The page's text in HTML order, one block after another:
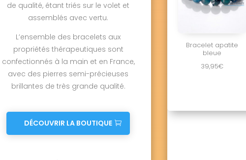
de qualité, étant triés sur le volet et
assemblés avec vertu.
L’ensemble des bracelets aux
propriétés thérapeutiques sont
confectionnés à la main et en France,
avec des pierres semi-précieuses
brillantes de très grande qualité.
DÉCOUVRIR LA BOUTIQUE
Bracelet apatite
bleue
39,95€